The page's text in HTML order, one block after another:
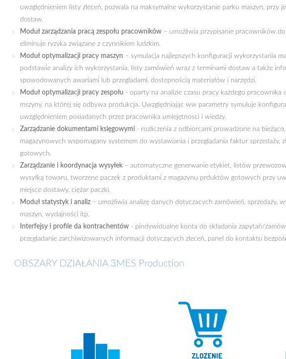
uwzględnieniem listy zleceń, pozwala na maksymalne wykorzystanie parku maszyn, przy
dostaw.
Moduł zarządzania pracą zespołu pracowników – umożliwia przypisanie pracowników
eliminuje ryzyka związane z czynnikiem ludzkim.
Moduł optymalizacji pracy maszyn – symulacja najlepszych konfiguracji wykorzystania
podstawie analizy ich wykorzystania, listy zamówień wraz z terminami dostaw a także
spowodowanych awariami lub przegladami, dostepnością materiałów i narzędzi.
Moduł optymalizacji pracy zespołu - oparty na analizie czasu pracy każdego pracownika
mszyny, na której się odbywa produkcja. Uwzględniając ww parametry symuluje
uwzględnieniem posiadanych przez pracownika umiejętnosci i wiedzy.
Zarządzanie dokumentami księgowymi - rozliczenia z odbiorcami prowadzone na
magazynowych wspomagany systemem do wystawiania i przeglądania faktur sprzedaży,
gotowych.
Zarządzanie i koordynacja wysyłek – automatyczne generwanie etykiet, listów
wysyłką towaru, tworzene paczek z produktami z magazynu prduktów gotowych przy
miejsce dostawy, ciężar paczki.
Moduł statystyk i analiz – umożliwia analizę danych dotyczacych zamówień, sprzedaży,
maszyn, wydajności itp.
Interfejsy i profile da kontrachentów - pindywidualne konta do składania zapytań/
przegladanie zarchiwizowanych informacji dotyczących zleceń, panel do kontaktu
OBSZARY DZIAŁANIA 3MES Production